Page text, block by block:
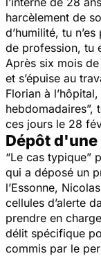
harcèlement de
d’humilité, tu
de profession, tu
Après six mois
et s’épuise au
Florian à
hebdomadaires”,
ces jours le 28
Dépôt
“Le cas typique”
qui a déposé un
l’Essonne,
cellules d’alerte
prendre en
délit spécifique
commis par le